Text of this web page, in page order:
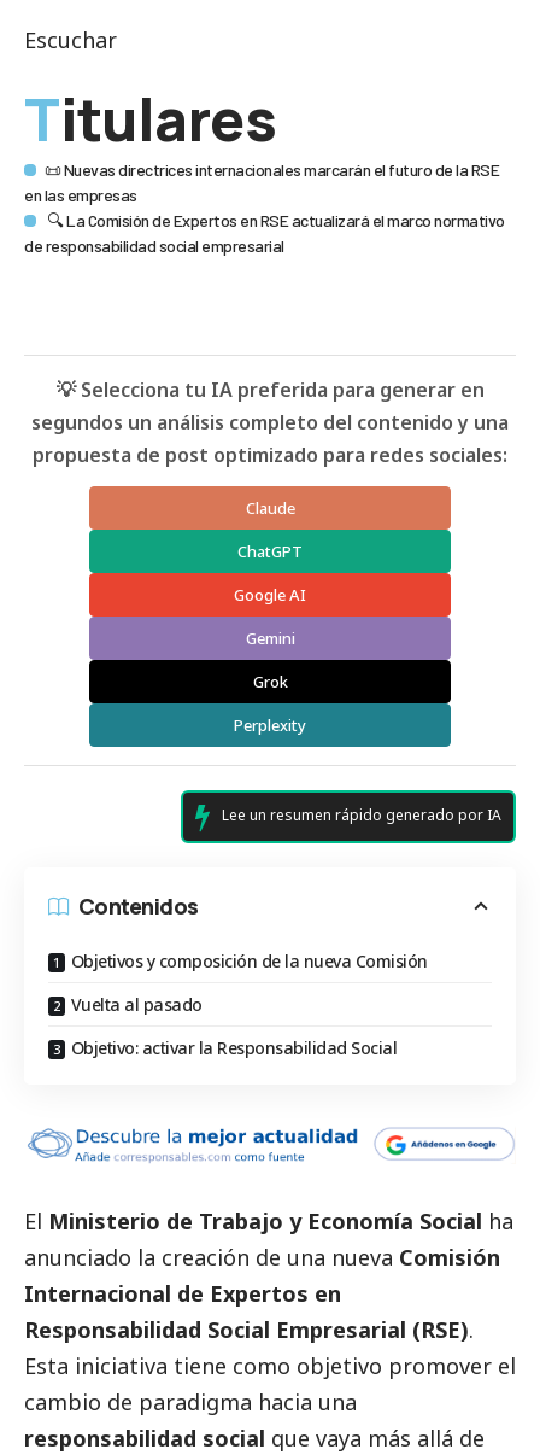
Escuchar
Titulares
📜 Nuevas directrices internacionales marcarán el futuro de la RSE
en las empresas
🔍 La Comisión de Expertos en RSE actualizará el marco normativo
de responsabilidad social empresarial
💡 Selecciona tu IA preferida para generar en
segundos un análisis completo del contenido y una
propuesta de post optimizado para redes sociales:
Claude
ChatGPT
Google AI
Gemini
Grok
Perplexity
Lee un resumen rápido generado por IA
Contenidos
Objetivos y composición de la nueva Comisión
Vuelta al pasado
Objetivo: activar la Responsabilidad Social
El Ministerio de Trabajo y Economía Social ha
anunciado la creación de una nueva Comisión
Internacional de Expertos en
Responsabilidad Social Empresarial (RSE).
Esta iniciativa tiene como objetivo promover el
cambio de paradigma hacia una
responsabilidad social que vaya más allá de